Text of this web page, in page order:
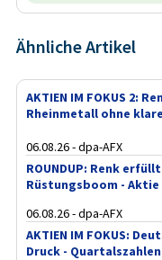
Ähnliche Artikel
AKTIEN IM FOKUS 2:
Rheinmetall ohne
06.08.26 - dpa-AFX
ROUNDUP: Renk
Rüstungsboom -
06.08.26 - dpa-AFX
AKTIEN IM FOKUS:
Druck -